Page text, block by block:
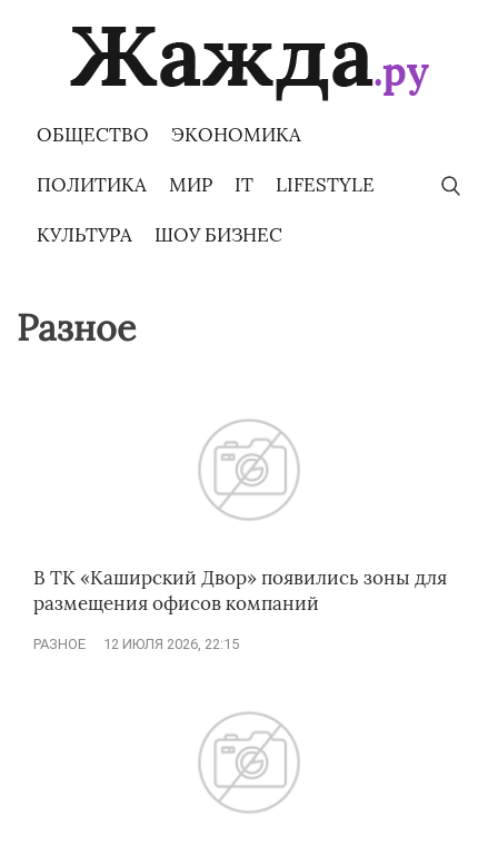
ОБЩЕСТВО ЭКОНОМИКА
ПОЛИТИКА МИР IT LIFESTYLE
КУЛЬТУРА ШОУ БИЗНЕС
Разное
В ТК «Каширский Двор» появились зоны для
размещения офисов компаний
РАЗНОЕ 12 ИЮЛЯ 2026, 22:15